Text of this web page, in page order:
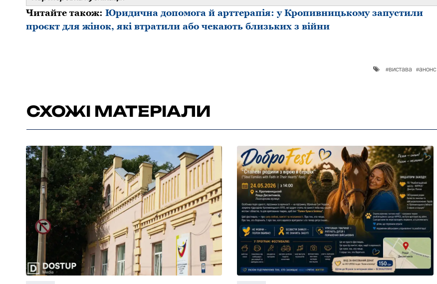
Читайте також: Юридична допомога й арттерапія: у Кропивницькому запустили
проєкт для жінок, які втратили або чекають близьких з війни
вистава анонс
СХОЖІ МАТЕРІАЛИ